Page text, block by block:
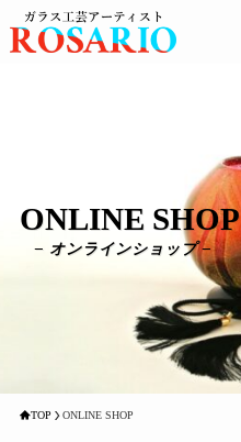
ONLINE SHOP
– オンラインショップ –
TOP ONLINE SHOP